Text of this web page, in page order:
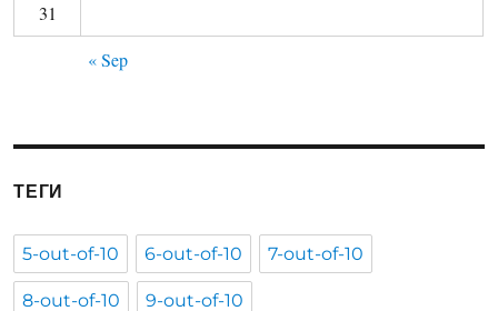
31
« Sep
ТЕГИ
5-out-of-10 6-out-of-10 7-out-of-10
8-out-of-10 9-out-of-10